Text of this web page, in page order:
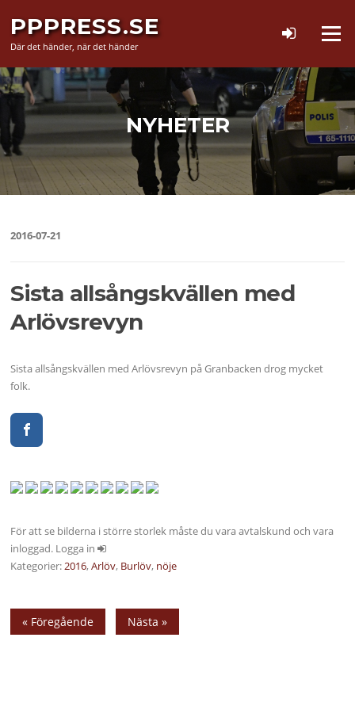
innehåll
PPPRESS.SE
Där det händer, när det händer
Meny
NYHETER
2016-07-21
Sista allsångskvällen med
Arlövsrevyn
Sista allsångskvällen med Arlövsrevyn på Granbacken drog mycket
folk.
För att se bilderna i större storlek måste du vara avtalskund och vara
inloggad. Logga in
Kategorier:2016,Arlöv, Burlöv, nöje
« Föregående Nästa »